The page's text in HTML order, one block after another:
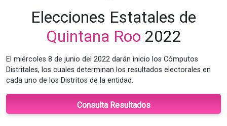
Elecciones Estatales de
Quintana Roo 2022
El miércoles 8 de junio del 2022 darán inicio los Cómputos
Distritales, los cuales determinan los resultados electorales en
cada uno de los Distritos de la entidad.
Consulta Resultados